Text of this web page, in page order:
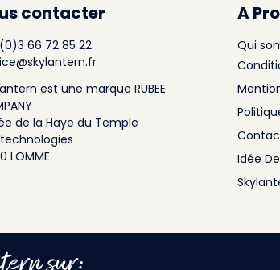
contacter
66 72 85 22
est une marque RUBEE
de la Haye du Temple
LOMME
A
Qui
Idée